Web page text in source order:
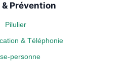
& Prévention
Pilulier
& Téléphonie
personne